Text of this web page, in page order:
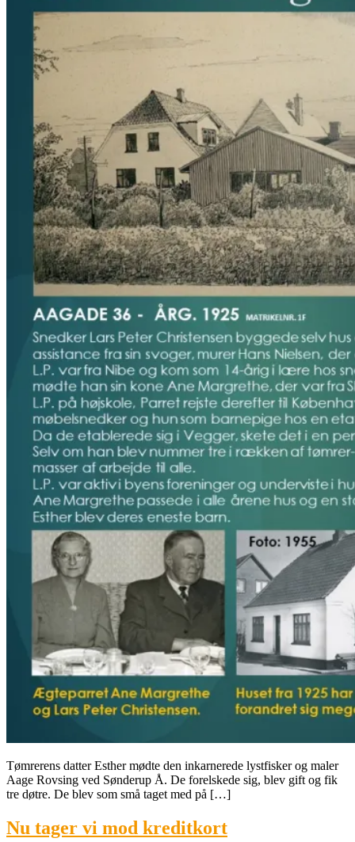
Tømrerens datter Esther mødte den inkarnerede lystfisker og maler
Aage Rovsing ved Sønderup Å. De forelskede sig, blev gift og fik
tre døtre. De blev som små taget med på […]
Nu tager vi mod kreditkort